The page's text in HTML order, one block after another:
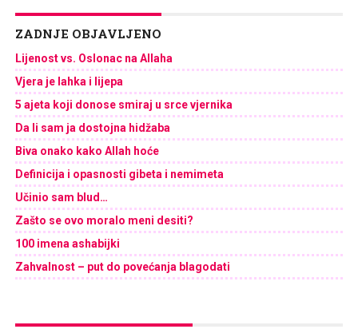
ZADNJE OBJAVLJENO
Lijenost vs. Oslonac na Allaha
Vjera je lahka i lijepa
5 ajeta koji donose smiraj u srce vjernika
Da li sam ja dostojna hidžaba
Biva onako kako Allah hoće
Definicija i opasnosti gibeta i nemimeta
Učinio sam blud…
Zašto se ovo moralo meni desiti?
100 imena ashabijki
Zahvalnost – put do povećanja blagodati